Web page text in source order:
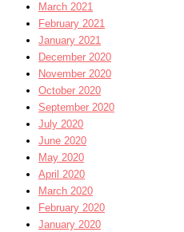
March 2021
February 2021
January 2021
December 2020
November 2020
October 2020
September 2020
July 2020
June 2020
May 2020
April 2020
March 2020
February 2020
January 2020